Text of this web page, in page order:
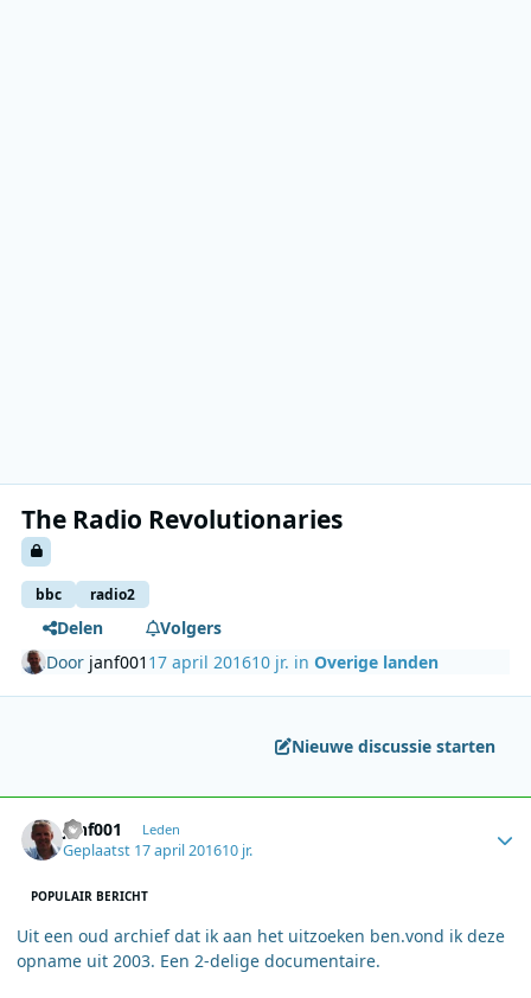
The Radio Revolutionaries
bbc radio2
Delen
Volgers
Door janf001 17 april 201610 jr. inOverige landen
Nieuwe discussie starten
janf001 Leden
Geplaatst 17 april 201610 jr.
POPULAIR BERICHT
Uit een oud archief dat ik aan het uitzoeken ben.vond ik deze
opname uit 2003. Een 2-delige documentaire.